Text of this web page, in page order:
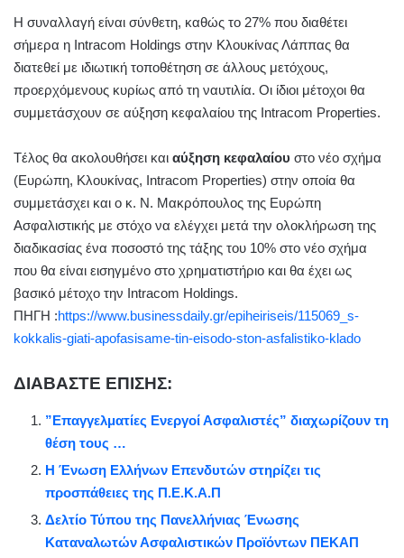
Η συναλλαγή είναι σύνθετη, καθώς το 27% που διαθέτει
σήμερα η Intracom Ηoldings στην Κλουκίνας Λάππας θα
διατεθεί με ιδιωτική τοποθέτηση σε άλλους μετόχους,
προερχόμενους κυρίως από τη ναυτιλία. Οι ίδιοι μέτοχοι θα
συμμετάσχουν σε αύξηση κεφαλαίου της Intracom Properties.
Tέλος θα ακολουθήσει και αύξηση κεφαλαίου στο νέο σχήμα
(Ευρώπη, Κλουκίνας, Intracom Properties) στην οποία θα
συμμετάσχει και ο κ. Ν. Μακρόπουλος της Ευρώπη
Ασφαλιστικής με στόχο να ελέγχει μετά την ολοκλήρωση της
διαδικασίας ένα ποσοστό της τάξης του 10% στο νέο σχήμα
που θα είναι εισηγμένο στο χρηματιστήριο και θα έχει ως
βασικό μέτοχο την Intracom Holdings.
ΠΗΓΗ :https://www.businessdaily.gr/epiheiriseis/115069_s-
kokkalis-giati-apofasisame-tin-eisodo-ston-asfalistiko-klado
ΔΙΑΒΑΣΤΕ ΕΠΙΣΗΣ:
”Επαγγελματίες Ενεργοί Ασφαλιστές” διαχωρίζουν τη
θέση τους …
Η Ένωση Ελλήνων Επενδυτών στηρίζει τις
προσπάθειες της Π.Ε.Κ.Α.Π
Δελτίο Τύπου της Πανελλήνιας Ένωσης
Καταναλωτών Ασφαλιστικών Προϊόντων ΠΕΚΑΠ